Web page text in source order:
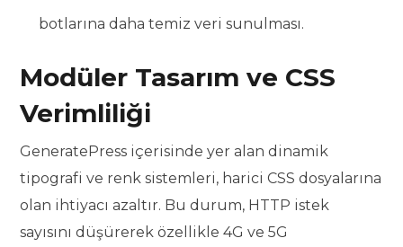
botlarına daha temiz veri sunulması.
Modüler Tasarım ve CSS
Verimliliği
GeneratePress içerisinde yer alan dinamik
tipografi ve renk sistemleri, harici CSS dosyalarına
olan ihtiyacı azaltır. Bu durum, HTTP istek
sayısını düşürerek özellikle 4G ve 5G